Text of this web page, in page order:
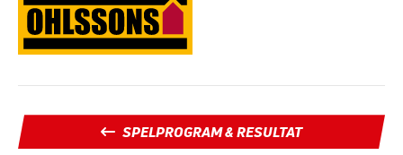
SPELPROGRAM & RESULTAT